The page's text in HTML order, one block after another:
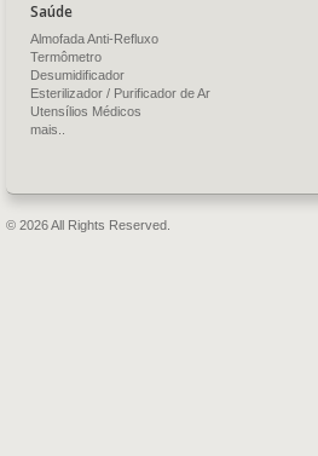
Saúde
Almofada Anti-Refluxo
Termômetro
Desumidificador
Esterilizador / Purificador de Ar
Utensílios Médicos
mais..
© 2026 All Rights Reserved.